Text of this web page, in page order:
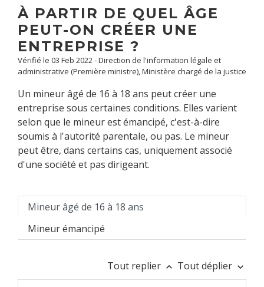
À PARTIR DE QUEL ÂGE
PEUT-ON CRÉER UNE
ENTREPRISE ?
Vérifié le 03 Feb 2022 - Direction de l'information légale et
administrative (Première ministre), Ministère chargé de la justice
Un mineur âgé de 16 à 18 ans peut créer une
entreprise sous certaines conditions. Elles varient
selon que le mineur est émancipé, c'est-à-dire
soumis à l'autorité parentale, ou pas. Le mineur
peut être, dans certains cas, uniquement associé
d'une société et pas dirigeant.
Mineur âgé de 16 à 18 ans
Mineur émancipé
Tout replier keyboard_arrow_up Tout déplier keyboard_arrow_down